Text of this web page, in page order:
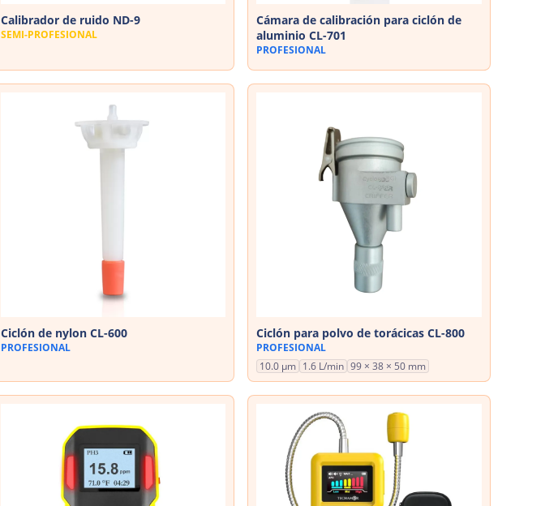
Calibrador de ruido ND-9
SEMI-PROFESIONAL
Cámara de calibración para ciclón de
aluminio CL-701
PROFESIONAL
Ciclón de nylon CL-600
PROFESIONAL
Ciclón para polvo de torácicas CL-800
PROFESIONAL
10.0 µm 1.6 L/min 99 × 38 × 50 mm